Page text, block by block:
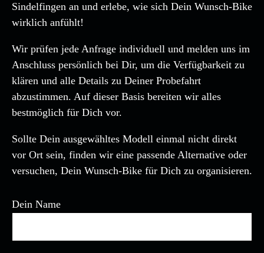
Sindelfingen an und erlebe, wie sich Dein Wunsch-Bike
wirklich anfühlt!
Wir prüfen jede Anfrage individuell und melden uns im
Anschluss persönlich bei Dir, um die Verfügbarkeit zu
klären und alle Details zu Deiner Probefahrt
abzustimmen. Auf dieser Basis bereiten wir alles
bestmöglich für Dich vor.
Sollte Dein ausgewähltes Modell einmal nicht direkt
vor Ort sein, finden wir eine passende Alternative oder
versuchen, Dein Wunsch-Bike für Dich zu organisieren.
Dein Name